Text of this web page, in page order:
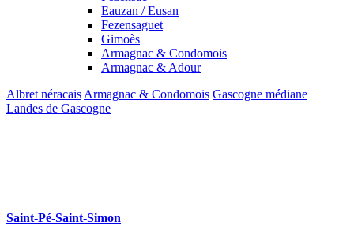
Eauzan / Eusan
Fezensaguet
Gimoès
Armagnac & Condomois
Armagnac & Adour
Albret néracais Armagnac & Condomois Gascogne médiane
Landes de Gascogne
Saint-Pé-Saint-Simon